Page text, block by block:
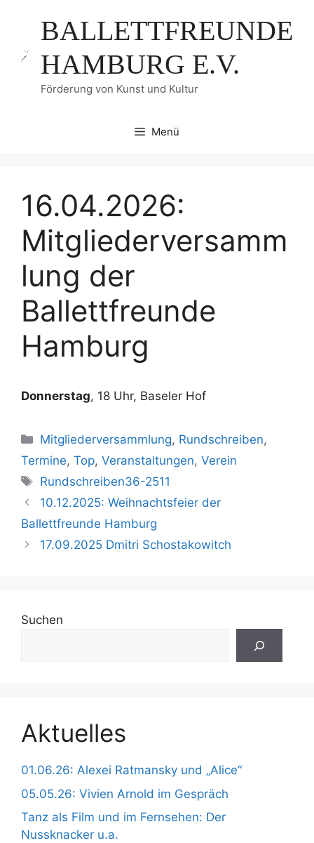
springenBALLETTFREUNDE
HAMBURG E.V.
Förderung von Kunst und Kultur
Menü
16.04.2026:
Mitgliederversamm
lung der
Ballettfreunde
Hamburg
Donnerstag, 18 Uhr, Baseler Hof
Kategorien
Mitgliederversammlung, Rundschreiben,
Termine, Top, Veranstaltungen, Verein
Schlagwörter
Rundschreiben36-2511
10.12.2025: Weihnachtsfeier der
Ballettfreunde Hamburg
17.09.2025 Dmitri Schostakowitch
Suchen
Aktuelles
01.06.26: Alexei Ratmansky und „Alice“
05.05.26: Vivien Arnold im Gespräch
Tanz als Film und im Fernsehen: Der
Nussknacker u.a.